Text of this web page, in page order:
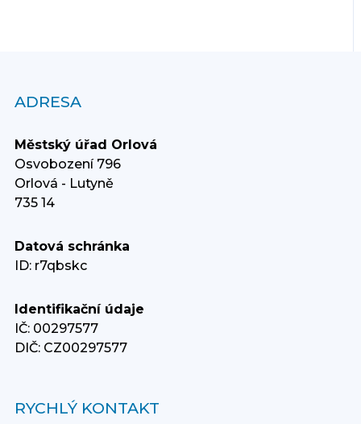
ADRESA
Městský úřad Orlová
Osvobození 796
Orlová - Lutyně
735 14
Datová schránka
ID: r7qbskc
Identifikační údaje
IČ: 00297577
DIČ: CZ00297577
RYCHLÝ KONTAKT